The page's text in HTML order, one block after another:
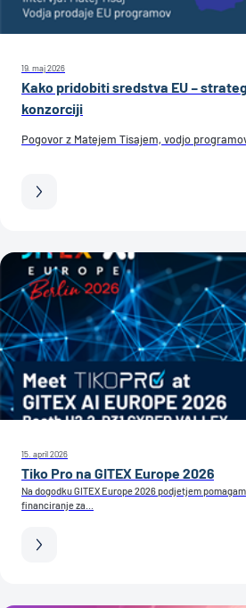
19. maj 2026
Kako pridobiti sredstva EU –
konzorciji
Pogovor z Matejem Tisajem, vodjo
15. april 2026
Tiko Pro na GITEX Europe 2026
Na dogodku GITEX Europe 2026 podjetjem
financiranje za...